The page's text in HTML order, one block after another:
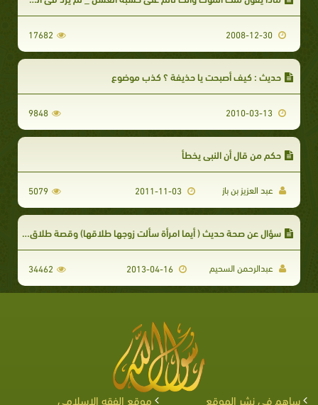
17682
حديث : كيف أصبحت يا حذيفة ؟ كذب موضوع
9848
حكم من قال أن النبي يخطأ
عبد العزيز بن باز 5079
سؤال عن صحة حديث ( أيما امرأة سألت زوجها طلاقها) وقصة طلاق امرأة ثابت بن قيس ؟
عبدالرحمن السحيم 34462
ساهم في نشر الموقع موقع الفقه الإسلامي